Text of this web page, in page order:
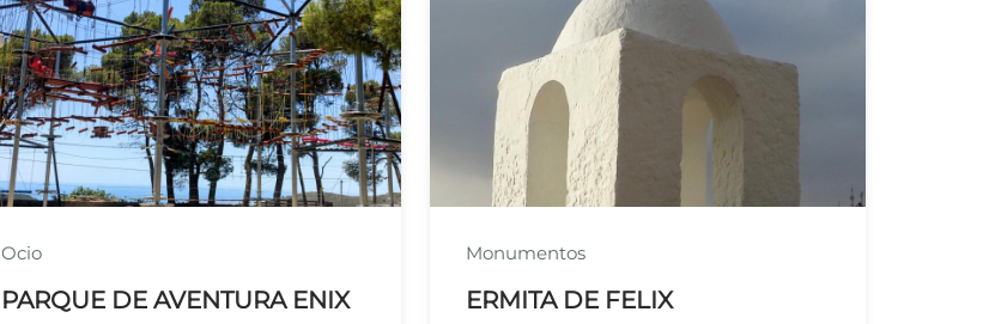
Ocio
PARQUE DE AVENTURA ENIX
Monumentos
ERMITA DE FELIX